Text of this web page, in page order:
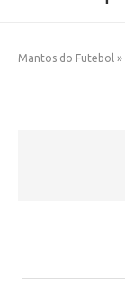
Mantos do Futebol »